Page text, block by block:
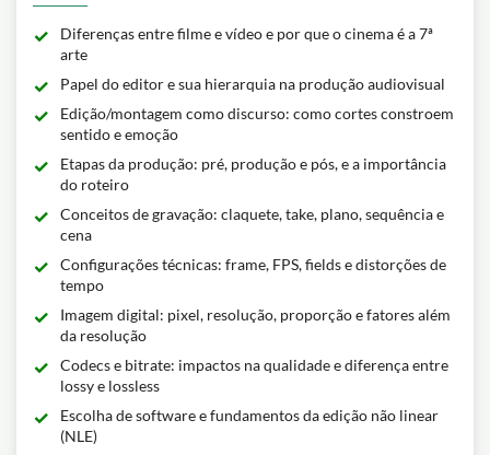
Diferenças entre filme e vídeo e por que o cinema é a 7ª
arte
Papel do editor e sua hierarquia na produção audiovisual
Edição/montagem como discurso: como cortes constroem
sentido e emoção
Etapas da produção: pré, produção e pós, e a importância
do roteiro
Conceitos de gravação: claquete, take, plano, sequência e
cena
Configurações técnicas: frame, FPS, fields e distorções de
tempo
Imagem digital: pixel, resolução, proporção e fatores além
da resolução
Codecs e bitrate: impactos na qualidade e diferença entre
lossy e lossless
Escolha de software e fundamentos da edição não linear
(NLE)